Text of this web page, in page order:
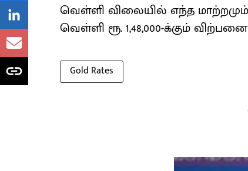
வெள்ளி விலையில் எந்த மாற்றமும்
வெள்ளி ரூ. 1,48,000-க்கும்
Gold Rates